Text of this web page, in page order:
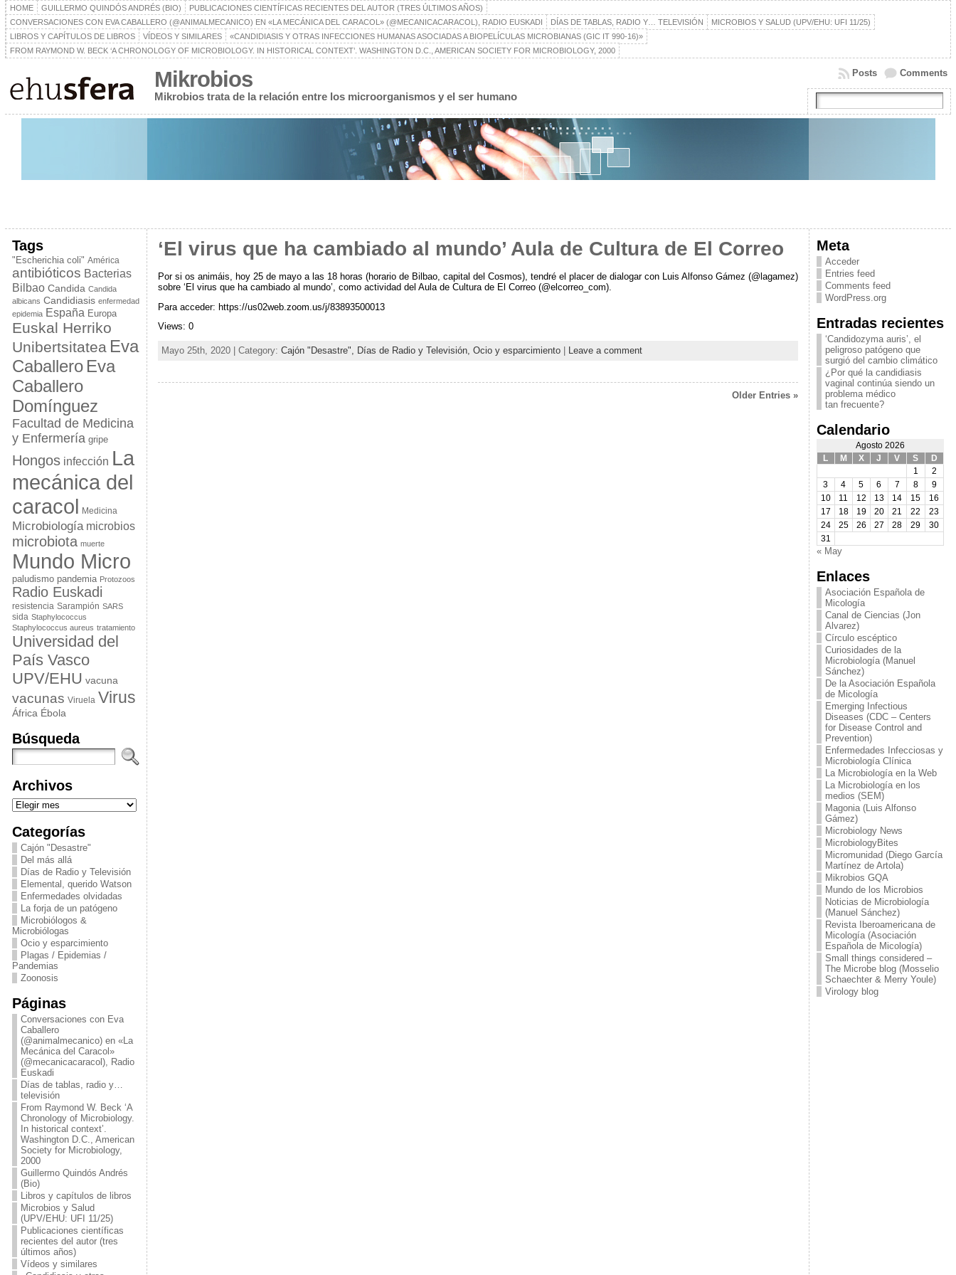
HOME GUILLERMO QUINDÓS ANDRÉS (BIO)
PUBLICACIONES CIENTÍFICAS RECIENTES DEL AUTOR (TRES ÚLTIMOS AÑOS)
CONVERSACIONES CON EVA CABALLERO (@ANIMALMECANICO) EN «LA MECÁNICA DEL CARACOL» (@MECANICACARACOL), RADIO EUSKADI
DÍAS DE TABLAS, RADIO Y… TELEVISIÓN
MICROBIOS Y SALUD (UPV/EHU: UFI 11/25)
LIBROS Y CAPÍTULOS DE LIBROS
VÍDEOS Y SIMILARES
«CANDIDIASIS Y OTRAS INFECCIONES HUMANAS ASOCIADAS A BIOPELÍCULAS MICROBIANAS (GIC IT 990-16)»
FROM RAYMOND W. BECK ‘A CHRONOLOGY OF MICROBIOLOGY. IN HISTORICAL CONTEXT’. WASHINGTON D.C., AMERICAN SOCIETY FOR MICROBIOLOGY, 2000
Mikrobios
Mikrobios trata de la relación entre los microorganismos y el ser humano
Comments
Posts
Tags
"Escherichia coli" América
antibióticos Bacterias
Bilbao Candida Candida
albicans Candidiasis enfermedad
epidemia España Europa
Euskal Herriko
Unibertsitatea Eva
Caballero Eva
Caballero
Domínguez
Facultad de Medicina
y Enfermería gripe
Hongos infección La
mecánica del
caracol Medicina
Microbiología microbios
microbiota muerte
Mundo Micro
paludismo pandemia Protozoos
Radio Euskadi
resistencia Sarampión SARS
sida Staphylococcus
Staphylococcus aureus tratamiento
Universidad del
País Vasco
UPV/EHU vacuna
vacunas Viruela Virus
África Ébola
Búsqueda
Archivos
Archivos
Categorías
Cajón "Desastre"
Del más allá
Días de Radio y Televisión
Elemental, querido Watson
Enfermedades olvidadas
La forja de un patógeno
Microbiólogos &
Microbiólogas
Ocio y esparcimiento
Plagas / Epidemias /
Pandemias
Zoonosis
Páginas
Conversaciones con Eva
Caballero
(@animalmecanico) en «La
Mecánica del Caracol»
(@mecanicacaracol), Radio
Euskadi
Días de tablas, radio y…
televisión
From Raymond W. Beck ‘A
Chronology of Microbiology.
In historical context’.
Washington D.C., American
Society for Microbiology,
2000
Guillermo Quindós Andrés
(Bio)
Libros y capítulos de libros
Microbios y Salud
(UPV/EHU: UFI 11/25)
Publicaciones científicas
recientes del autor (tres
últimos años)
Vídeos y similares
‘El virus que ha cambiado al mundo’ Aula de Cultura de El Correo
Por si os animáis, hoy 25 de mayo a las 18 horas (horario de Bilbao, capital del Cosmos), tendré el placer de dialogar con Luis Alfonso Gámez (@lagamez)
sobre ‘El virus que ha cambiado al mundo’, como actividad del Aula de Cultura de El Correo (@elcorreo_com).
Para acceder: https://us02web.zoom.us/j/83893500013
Views: 0
Mayo 25th, 2020 | Category: Cajón "Desastre", Días de Radio y Televisión, Ocio y esparcimiento| Leave a comment
Older Entries »
Meta
Acceder
Entries feed
Comments feed
WordPress.org
Entradas recientes
‘Candidozyma auris’, el
peligroso patógeno que
surgió del cambio climático
¿Por qué la candidiasis
vaginal continúa siendo un
problema médico
tan frecuente?
Calendario
Agosto 2026
L
M X J V S
D
1
2
3
4 5 6 7 8
9
10
11 12 13 14 15
16
17
18 19 20 21 22
23
24
25 26 27 28 29
30
31
« May
Enlaces
Asociación Española de
Micología
Canal de Ciencias (Jon
Alvarez)
Círculo escéptico
Curiosidades de la
Microbiología (Manuel
Sánchez)
De la Asociación Española
de Micología
Emerging Infectious
Diseases (CDC – Centers
for Disease Control and
Prevention)
Enfermedades Infecciosas y
Microbiología Clínica
La Microbiología en la Web
La Microbiología en los
medios (SEM)
Magonia (Luis Alfonso
Gámez)
Microbiology News
MicrobiologyBites
Micromunidad (Diego García
Martínez de Artola)
Mikrobios GQA
Mundo de los Microbios
Noticias de Microbiología
(Manuel Sánchez)
Revista Iberoamericana de
Micología (Asociación
Española de Micología)
Small things considered –
The Microbe blog (Mosselio
Schaechter & Merry Youle)
Virology blog